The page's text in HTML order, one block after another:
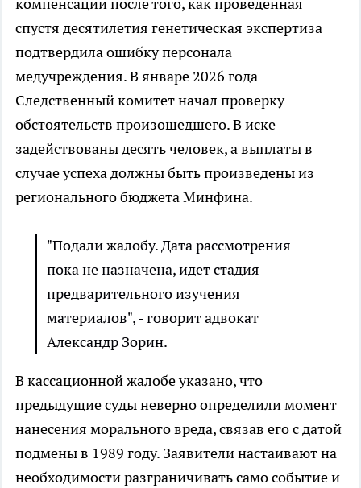
компенсации после того, как проведенная
спустя десятилетия генетическая экспертиза
подтвердила ошибку персонала
медучреждения. В январе 2026 года
Следственный комитет начал проверку
обстоятельств произошедшего. В иске
задействованы десять человек, а выплаты в
случае успеха должны быть произведены из
регионального бюджета Минфина.
"Подали жалобу. Дата рассмотрения
пока не назначена, идет стадия
предварительного изучения
материалов", - говорит адвокат
Александр Зорин.
В кассационной жалобе указано, что
предыдущие суды неверно определили момент
нанесения морального вреда, связав его с датой
подмены в 1989 году. Заявители настаивают на
необходимости разграничивать само событие и